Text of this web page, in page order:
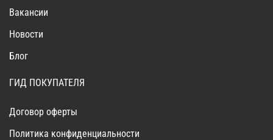
Вакансии
Новости
Блог
ГИД ПОКУПАТЕЛЯ
Договор оферты
Политика конфиденциальности